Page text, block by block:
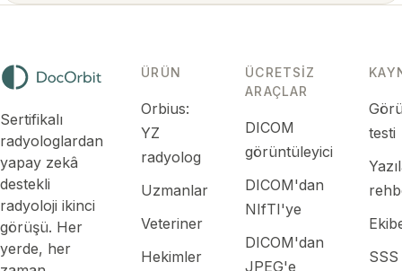
Sertifikalı
radyologlardan
yapay zekâ
destekli
radyoloji ikinci
görüşü. Her
yerde, her
ÜRÜN
Orbius:
YZ
radyolog
Uzmanlar
Veteriner
Hekimler
ÜCRETSIZ
ARAÇLAR
DICOM
görüntüleyici
DICOM'dan
NIfTI'ye
DICOM'dan
JPEG'e
testi
SSS